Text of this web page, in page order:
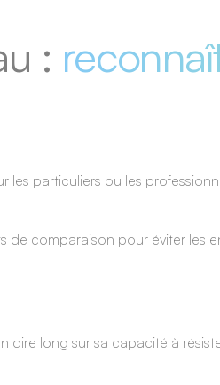
:
particuliers ou les
comparaison pour éviter les
long sur sa capacité à